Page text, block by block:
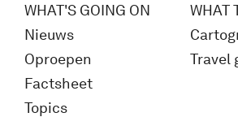
WHAT'S GOING ON
Nieuws
Oproepen
Factsheet
Topics
WHAT
Travel